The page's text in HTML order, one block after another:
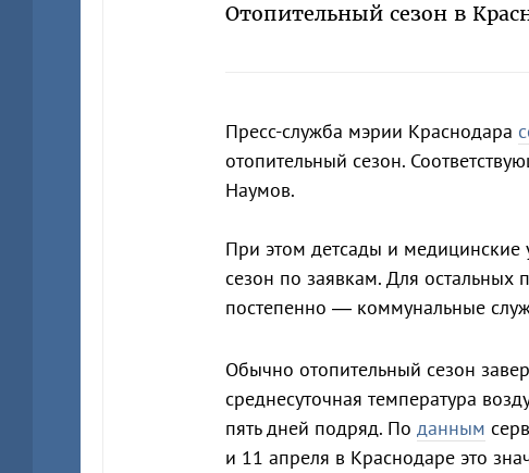
Отопительный сезон в
Пресс-служба мэрии Краснодара
отопительный сезон.
Наумов.
При этом детсады и медицинские
сезон по заявкам. Для остальных
постепенно — коммунальные
Обычно отопительный сезон
среднесуточная температура
пять дней подряд. По данным
и 11 апреля в Краснодаре это